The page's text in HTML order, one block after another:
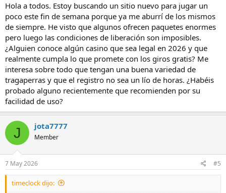
Hola a todos. Estoy buscando un sitio nuevo para jugar un
poco este fin de semana porque ya me aburrí de los mismos
de siempre. He visto que algunos ofrecen paquetes enormes
pero luego las condiciones de liberación son imposibles.
¿Alguien conoce algún casino que sea legal en 2026 y que
realmente cumpla lo que promete con los giros gratis? Me
interesa sobre todo que tengan una buena variedad de
tragaperras y que el registro no sea un lío de horas. ¿Habéis
probado alguno recientemente que recomienden por su
facilidad de uso?
J jota7777
Member
7 May 2026 #5
timeclock dijo: